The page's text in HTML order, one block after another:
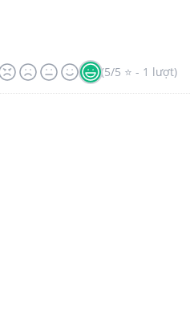
(5/5 ⭐ - 1 lượt)